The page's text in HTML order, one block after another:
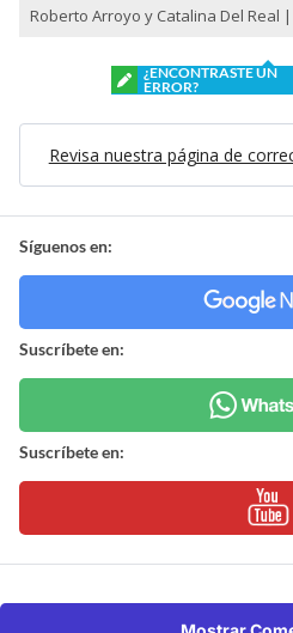
Roberto Arroyo y Catalina Del Real |
¿ENCONTRASTE UN
ERROR?
Revisa nuestra página de
Síguenos en:
Suscríbete en:
Suscríbete en: